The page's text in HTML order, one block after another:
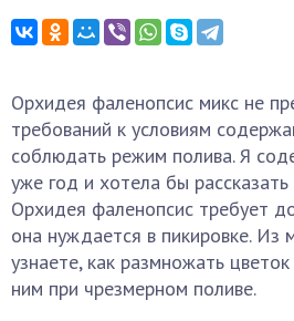
Орхидея фаленопсис микс не
требований к условиям
соблюдать режим полива. Я
уже год и хотела бы
Орхидея фаленопсис требует
она нуждается в пикировке. Из
узнаете, как размножать
ним при чрезмерном поливе.